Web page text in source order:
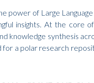
power of Large
insights. At the core
knowledge synthesis
for a polar research